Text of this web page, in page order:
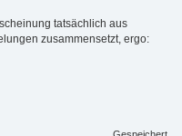
tatsächlich aus
zusammensetzt, ergo: